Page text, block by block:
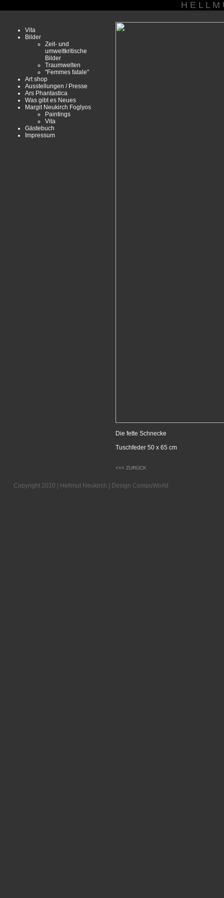
H E L L
Vita
Bilder
Zeit- und
umweltkritische
Bilder
Traumwelten
"Femmes fatale"
Art shop
Ausstellungen / Presse
Ars Phantastica
Was gibt es Neues
Margit Neukirch Foglyos
Paintings
Vita
Gästebuch
Impressum
Die fette Schnecke
Tuschfeder 50 x 65 cm
<<< ZURÜCK
Copyright 2010 | Hellmut Neukirch | Design CompuWorld